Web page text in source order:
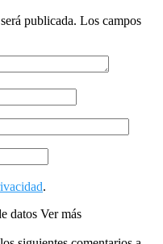
publicada. Los campos
.
datos Ver más